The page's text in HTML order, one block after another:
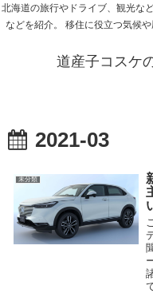
北海道の旅行やドライブ、観光な
などを紹介。 移住に役立つ気候
道産子コスケ
2021-03
未分類